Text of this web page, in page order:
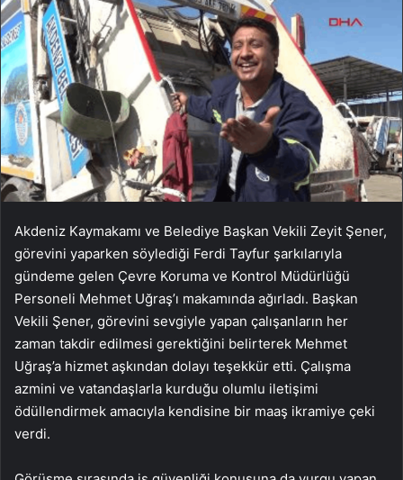
Akdeniz Kaymakamı ve Belediye Başkan Vekili Zeyit Şener,
görevini yaparken söylediği Ferdi Tayfur şarkılarıyla
gündeme gelen Çevre Koruma ve Kontrol Müdürlüğü
Personeli Mehmet Uğraş’ı makamında ağırladı. Başkan
Vekili Şener, görevini sevgiyle yapan çalışanların her
zaman takdir edilmesi gerektiğini belirterek Mehmet
Uğraş’a hizmet aşkından dolayı teşekkür etti. Çalışma
azmini ve vatandaşlarla kurduğu olumlu iletişimi
ödüllendirmek amacıyla kendisine bir maaş ikramiye çeki
verdi.